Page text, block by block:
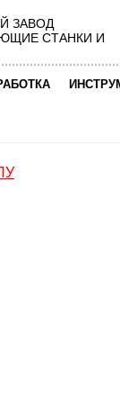
ЗАВОД
СТАНКИ И